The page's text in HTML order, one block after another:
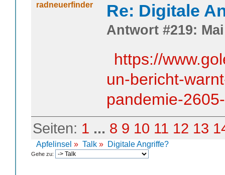
radneuerfinder Re: Digitale
Antwort #219:
https://
un-bericht-
pandemie-
Seiten: 1 ... 8 9 10 11 12 13
Apfelinsel » Talk » Digitale Angriffe?
Gehe zu: